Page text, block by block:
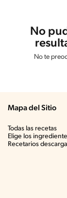
No
No te
Mapa del Sitio
Todas las recetas
Elige los
Recetarios